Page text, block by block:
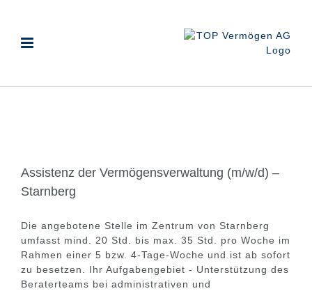
springen
Assistenz der Vermögensverwaltung (m/w/d) –
Starnberg
Die angebotene Stelle im Zentrum von Starnberg
umfasst mind. 20 Std. bis max. 35 Std. pro Woche im
Rahmen einer 5 bzw. 4-Tage-Woche und ist ab sofort
zu besetzen. Ihr Aufgabengebiet - Unterstützung des
Beraterteams bei administrativen und